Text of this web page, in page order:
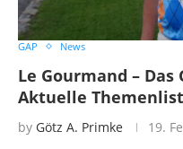
GAP News
Le Gourmand –
Aktuelle
by Götz A. Primke 19.